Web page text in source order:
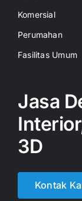
Komersial
Perumahan
Fasilitas Umum
Jasa
3D
Kontak